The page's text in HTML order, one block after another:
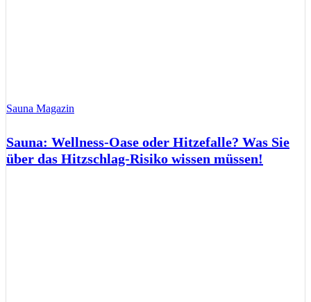
Sauna Magazin
Sauna: Wellness-Oase oder Hitzefalle? Was Sie
über das Hitzschlag-Risiko wissen müssen!